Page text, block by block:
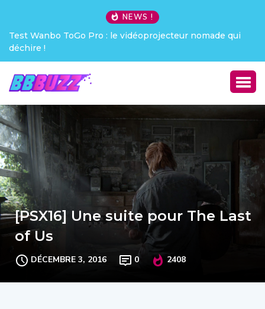
NEWS !
Test Wanbo ToGo Pro : le vidéoprojecteur nomade qui
déchire !
[PSX16] Une suite pour The Last
of Us
DÉCEMBRE 3, 2016 0 2408